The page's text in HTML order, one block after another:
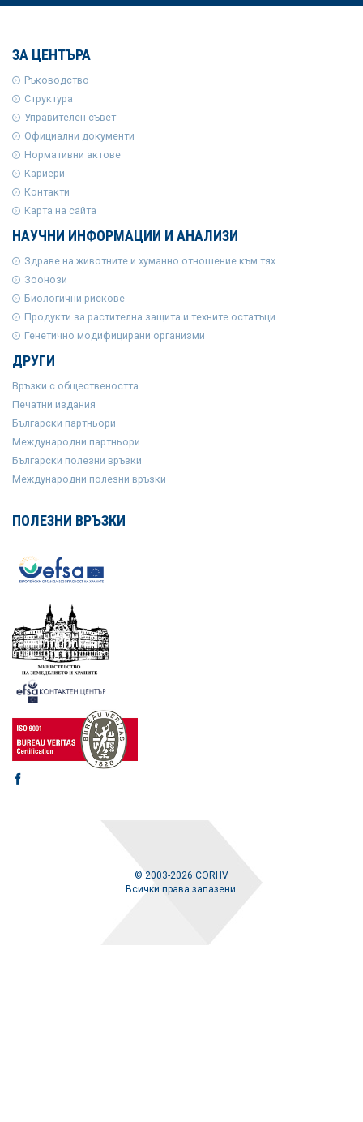
ЗА ЦЕНТЪРА
Ръководство
Структура
Управителен съвет
Официални документи
Нормативни актове
Кариери
Контакти
Карта на сайта
НАУЧНИ ИНФОРМАЦИИ И АНАЛИЗИ
Здраве на животните и хуманно отношение към тях
Зоонози
Биологични рискове
Продукти за растителна защита и техните остатъци
Генетично модифицирани организми
ДРУГИ
Връзки с обществеността
Печатни издания
Български партньори
Международни партньори
Български полезни връзки
Международни полезни връзки
ПОЛЕЗНИ ВРЪЗКИ
© 2003-2026 CORHV
Всички права запазени.